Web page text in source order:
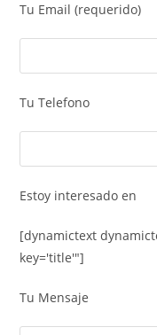
Tu Email (requerido)
Tu Telefono
Estoy interesado en
[dynamictext
key='title'"]
Tu Mensaje